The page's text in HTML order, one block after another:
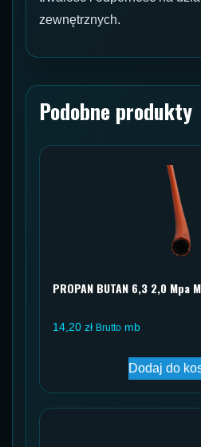
zewnętrznych.
Podobne produkty
PROPAN BUTAN 6,3 2,0 Mpa
14,20 zł Brutto mb
Dodaj do